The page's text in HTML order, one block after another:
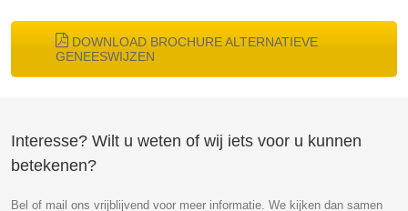
DOWNLOAD BROCHURE ALTERNATIEVE
GENEESWIJZEN
Interesse? Wilt u weten of wij iets voor u kunnen
betekenen?
Bel of mail ons vrijblijvend voor meer informatie. We kijken dan samen